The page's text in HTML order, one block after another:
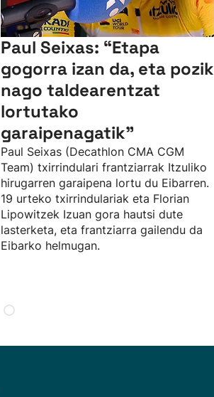
Paul Seixas: “Etapa
gogorra izan da, eta pozik
nago taldearentzat
lortutako
garaipenagatik"
Paul Seixas (Decathlon CMA CGM
Team) txirrindulari frantziarrak Itzuliko
hirugarren garaipena lortu du Eibarren.
19 urteko txirrindulariak eta Florian
Lipowitzek Izuan gora hautsi dute
lasterketa, eta frantziarra gailendu da
Eibarko helmugan.